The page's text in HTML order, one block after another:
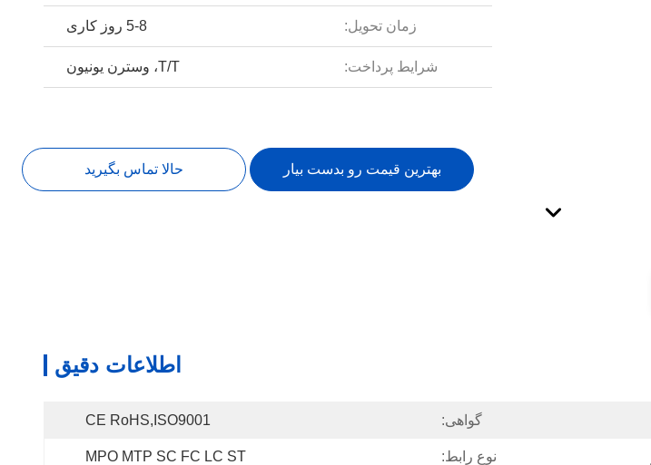
زمان تحویل: 5-8 روز کاری
شرایط پرداخت: T/T، وسترن یونیون
بهترین قیمت رو بدست بیار حالا تماس بگیرید
اطلاعات دقیق
گواهی: CE RoHS,ISO9001
نوع رابط: MPO MTP SC FC LC ST